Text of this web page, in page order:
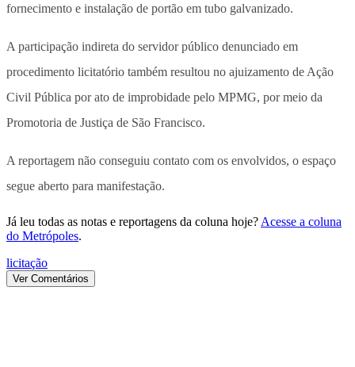
fornecimento e instalação de portão em tubo galvanizado.
A participação indireta do servidor público denunciado em
procedimento licitatório também resultou no ajuizamento de Ação
Civil Pública por ato de improbidade pelo MPMG, por meio da
Promotoria de Justiça de São Francisco.
A reportagem não conseguiu contato com os envolvidos, o espaço
segue aberto para manifestação.
Já leu todas as notas e reportagens da coluna hoje? Acesse a coluna
do Metrópoles.
licitação
Ver Comentários